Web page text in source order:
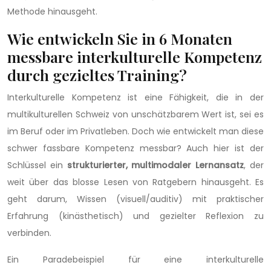
Methode hinausgeht.
Wie entwickeln Sie in 6 Monaten
messbare interkulturelle Kompetenz
durch gezieltes Training?
Interkulturelle Kompetenz ist eine Fähigkeit, die in der
multikulturellen Schweiz von unschätzbarem Wert ist, sei es
im Beruf oder im Privatleben. Doch wie entwickelt man diese
schwer fassbare Kompetenz messbar? Auch hier ist der
Schlüssel ein strukturierter, multimodaler Lernansatz, der
weit über das blosse Lesen von Ratgebern hinausgeht. Es
geht darum, Wissen (visuell/auditiv) mit praktischer
Erfahrung (kinästhetisch) und gezielter Reflexion zu
verbinden.
Ein Paradebeispiel für eine interkulturelle